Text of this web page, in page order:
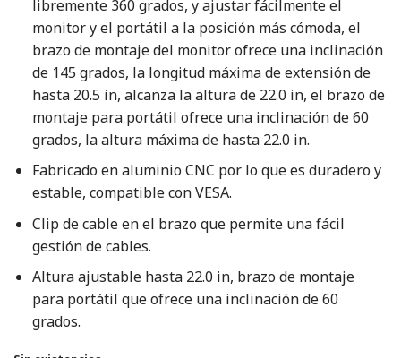
libremente 360 grados, y ajustar fácilmente el
monitor y el portátil a la posición más cómoda, el
brazo de montaje del monitor ofrece una inclinación
de 145 grados, la longitud máxima de extensión de
hasta 20.5 in, alcanza la altura de 22.0 in, el brazo de
montaje para portátil ofrece una inclinación de 60
grados, la altura máxima de hasta 22.0 in.
Fabricado en aluminio CNC por lo que es duradero y
estable, compatible con VESA.
Clip de cable en el brazo que permite una fácil
gestión de cables.
Altura ajustable hasta 22.0 in, brazo de montaje
para portátil que ofrece una inclinación de 60
grados.